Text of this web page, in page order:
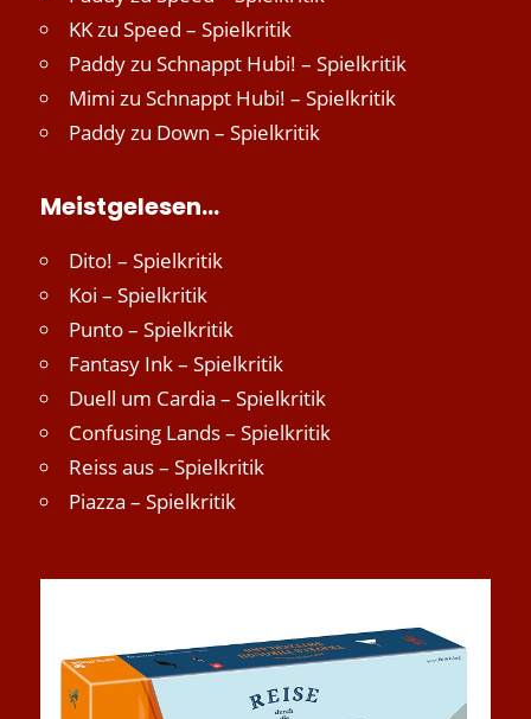
KK zu Speed – Spielkritik
Paddy zu Schnappt Hubi! – Spielkritik
Mimi zu Schnappt Hubi! – Spielkritik
Paddy zu Down – Spielkritik
Meistgelesen…
Dito! – Spielkritik
Koi – Spielkritik
Punto – Spielkritik
Fantasy Ink – Spielkritik
Duell um Cardia – Spielkritik
Confusing Lands – Spielkritik
Reiss aus – Spielkritik
Piazza – Spielkritik